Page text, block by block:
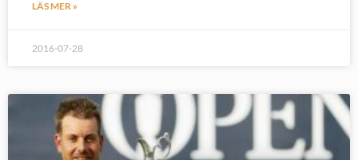
LÄS MER »
2016-07-28